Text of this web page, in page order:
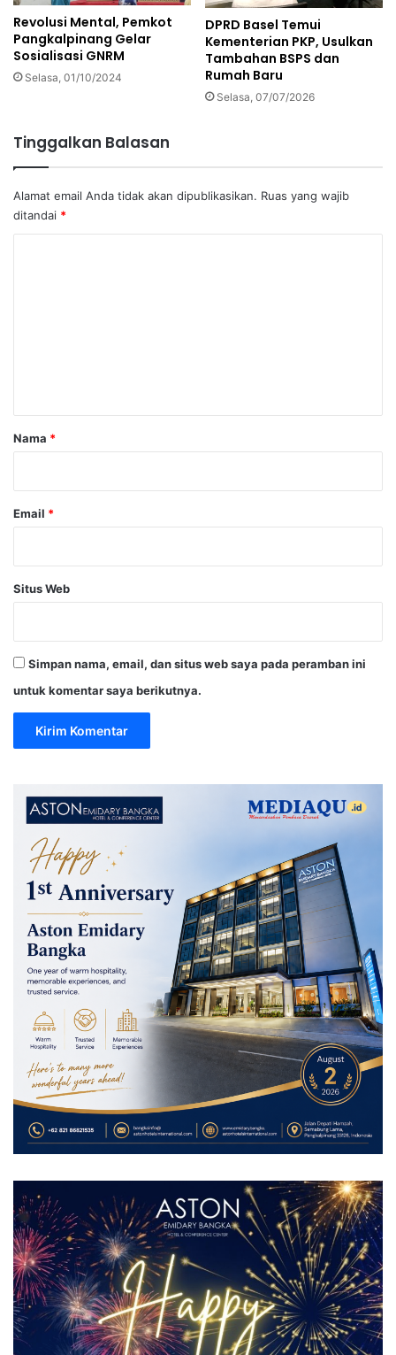
Revolusi Mental, Pemkot
Pangkalpinang Gelar
Sosialisasi GNRM
Selasa, 01/10/2024
DPRD Basel Temui
Kementerian PKP, Usulkan
Tambahan BSPS dan
Rumah Baru
Selasa, 07/07/2026
Tinggalkan Balasan
Alamat email Anda tidak akan dipublikasikan. Ruas yang wajib
ditandai *
rNama *
Email *
Situs Web
Simpan nama, email, dan situs web saya pada peramban ini
untuk komentar saya berikutnya.